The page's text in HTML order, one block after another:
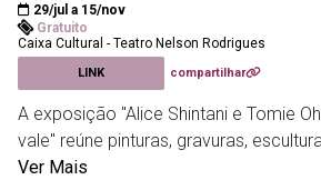
29/jul a 15/nov
Gratuito
Caixa Cultural - Teatro Nelson Rodrigues
LINK compartilhar
A exposição "Alice Shintani e Tomie
vale" reúne pinturas, gravuras,
um diálogo inédito entre duas artistas
Ver Mais